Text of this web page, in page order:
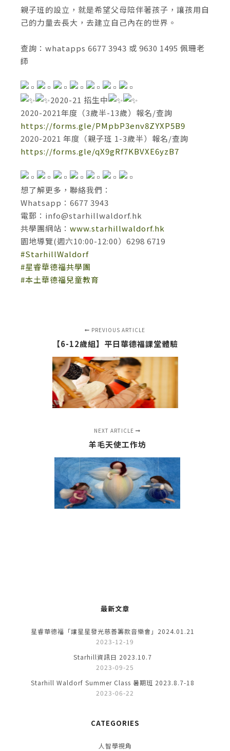
親子班的設立，就是希望父母陪伴著孩子，讓孩用自
己的力量去長大，去建立自己內在的世界。
查詢：whatapps 6677 3943 或 9630 1495 佩珊老
師
2020-21 招生中
2020-2021年度（3歲半-13歲）報名/查詢
https://forms.gle/PMpbP3env8ZYXP5B9
2020-2021 年度（親子班 1-3歲半）報名/查詢
https://forms.gle/qX9gRf7KBVXE6yzB7
想了解更多，聯絡我們：
Whatsapp：6677 3943
電郵： info@starhillwaldorf.hk
共學團網站： www.starhillwaldorf.hk
園地導覽(週六10:00-12:00）6298 6719
#StarhillWaldorf
#星睿華德福共學團
#本土華德福兒童教育
PREVIOUS ARTICLE
【6-12歲組】平日華德福課堂體驗
NEXT ARTICLE
羊毛天使工作坊
最新文章
星睿華德福「讓星星發光慈善籌款音樂會」2024.01.21
2023-12-19
Starhill資訊日 2023.10.7
2023-09-25
Starhill Waldorf Summer Class 暑期班 2023.8.7-18
2023-06-22
CATEGORIES
人智學視角